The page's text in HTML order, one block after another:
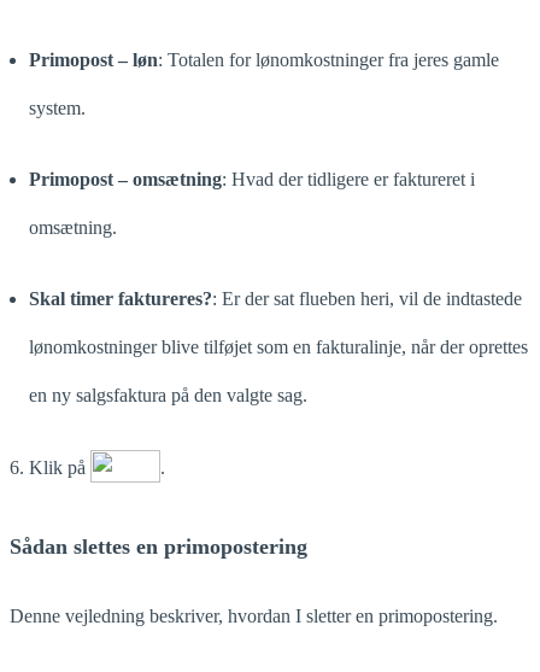
Primopost – løn: Totalen for lønomkostninger fra jeres gamle
system.
Primopost – omsætning: Hvad der tidligere er faktureret i
omsætning.
Skal timer faktureres?: Er der sat flueben heri, vil de indtastede
lønomkostninger blive tilføjet som en fakturalinje, når der oprettes
en ny salgsfaktura på den valgte sag.
6. Klik på .
Sådan slettes en primopostering
Denne vejledning beskriver, hvordan I sletter en primopostering.